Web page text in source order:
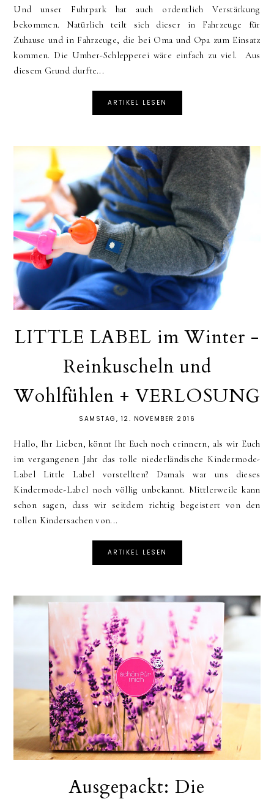
Und unser Fuhrpark hat auch ordentlich Verstärkung
bekommen. Natürlich teilt sich dieser in Fahrzeuge für
Zuhause und in Fahrzeuge, die bei Oma und Opa zum Einsatz
kommen. Die Umher-Schlepperei wäre einfach zu viel. Aus
diesem Grund durfte...
ARTIKEL LESEN
LITTLE LABEL im Winter -
Reinkuscheln und
Wohlfühlen + VERLOSUNG
SAMSTAG, 12. NOVEMBER 2016
Hallo, Ihr Lieben, könnt Ihr Euch noch erinnern, als wir Euch
im vergangenen Jahr das tolle niederländische Kindermode-
Label Little Label vorstellten? Damals war uns dieses
Kindermode-Label noch völlig unbekannt. Mittlerweile kann
schon sagen, dass wir seitdem richtig begeistert von den
tollen Kindersachen von...
ARTIKEL LESEN
Ausgepackt: Die